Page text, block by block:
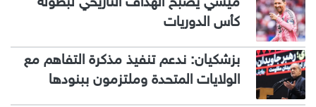
كأس الدوريات
بزشكيان: ندعم تنفيذ مذكرة التفاهم مع
الولايات المتحدة وملتزمون ببنودها